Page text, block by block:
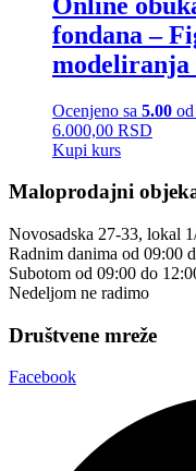
fondana –
Ocenjeno sa 5.00
6.000,00 RSD
Kupi kurs
Maloprodajni
Novosadska 27-33, lokal
Radnim danima od 09:00
Subotom od 09:00 do
Nedeljom ne radimo
Društvene mreže
Facebook